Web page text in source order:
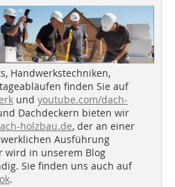
Handwerkstechniken,
finden Sie auf
und youtube.com/dach-
Dachdeckern bieten wir
holzbau.de, der an einer
Ausführung
wird in unserem Blog
Sie finden uns auch auf
.